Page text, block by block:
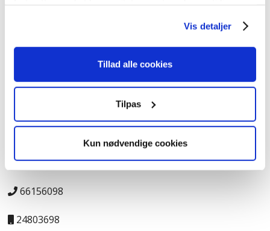
Vis detaljer
Tillad alle cookies
Tilpas
Kun nødvendige cookies
Kontakt
salg@jk-genbrugscenter.dk
66156098
24803698